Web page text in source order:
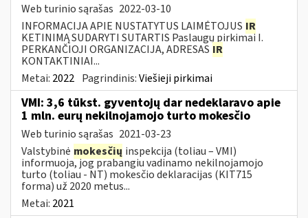
Web turinio sąrašas 2022-03-10
INFORMACIJA APIE NUSTATYTUS LAIMĖTOJUS IR
KETINIMĄ SUDARYTI SUTARTIS Paslaugų pirkimai I.
PERKANČIOJI ORGANIZACIJA, ADRESAS IR
KONTAKTINIAI...
Metai: 2022 Pagrindinis:Viešieji pirkimai
VMI: 3,6 tūkst. gyventojų dar nedeklaravo apie
1 mln. eurų nekilnojamojo turto mokesčio
Web turinio sąrašas 2021-03-23
Valstybinė mokesčių inspekcija (toliau – VMI)
informuoja, jog prabangiu vadinamo nekilnojamojo
turto (toliau - NT) mokesčio deklaracijas (KIT715
forma) už 2020 metus...
Metai: 2021